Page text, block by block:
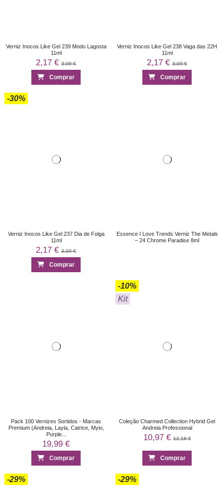
Verniz Inocos Like Gel 239 Modo Lagosta
11ml
2,17 € 3,09 €
Comprar
Verniz Inocos Like Gel 238 Vaga das 22H
11ml
2,17 € 3,09 €
Comprar
-30%
Verniz Inocos Like Gel 237 Dia de Folga
11ml
2,17 € 3,09 €
Comprar
Essence I Love Trends Verniz The Metals
– 24 Chrome Paradise 8ml
Pack 100 Vernizes Sortidos - Marcas
Premium (Andreia, Layla, Catrice, Myio,
Purple...
19,99 €
Comprar
-10%
Kit
Coleção Charmed Collection Hybrid Gel
Andreia Professional
10,97 €12,18 €
Comprar
-29% -29%